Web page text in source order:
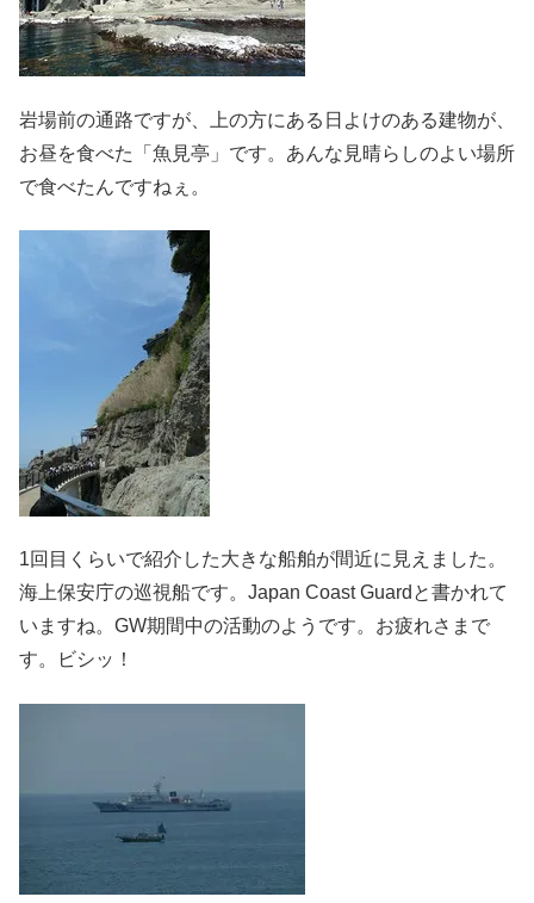
岩場前の通路ですが、上の方にある日よけのある建物が、
お昼を食べた「魚見亭」です。あんな見晴らしのよい場所
で食べたんですねぇ。
1回目くらいで紹介した大きな船舶が間近に見えました。
海上保安庁の巡視船です。Japan Coast Guardと書かれて
いますね。GW期間中の活動のようです。お疲れさまで
す。ビシッ！